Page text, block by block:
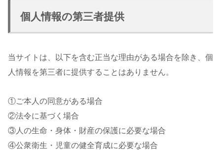
個人情報の第三者提供
当サイトは、以下を含む正当な理由がある場合を除き、個
人情報を第三者に提供することはありません。
①ご本人の同意がある場合
②法令に基づく場合
③人の生命・身体・財産の保護に必要な場合
④公衆衛生・児童の健全育成に必要な場合